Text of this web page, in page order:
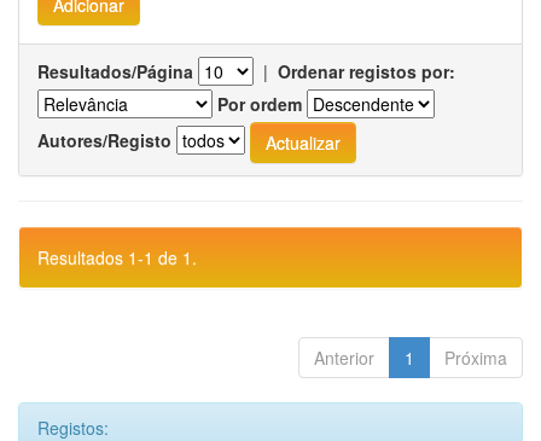
Resultados/Página | Ordenar registos por:
Por ordem
Autores/Registo
Resultados 1-1 de 1.
Anterior 1 Próxima
Registos: